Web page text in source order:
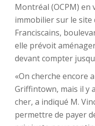
Montréal (OCPM) en
immobilier sur le site
Franciscains,
elle prévoit
devant compter
«On cherche encore
Griffintown, mais il y
cher, a indiqué M.
permettre de payer